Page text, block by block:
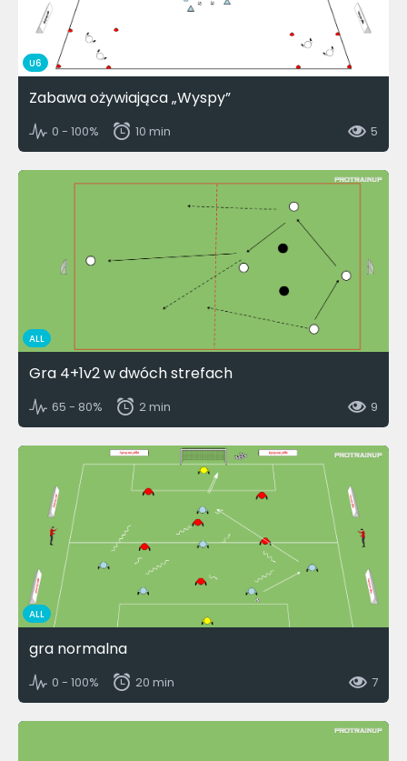
U6
Zabawa ożywiająca „Wyspy”
0 - 100% 10 min 5
ALL
Gra 4+1v2 w dwóch strefach
65 - 80% 2 min 9
ALL
gra normalna
0 - 100% 20 min 7